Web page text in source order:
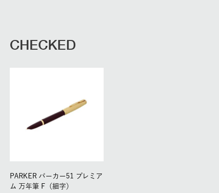
CHECKED
PARKER パーカー51 プレミア
ム 万年筆 F（細字）